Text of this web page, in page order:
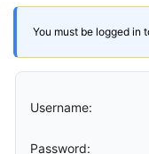
You must be logged in
Username:
Password: